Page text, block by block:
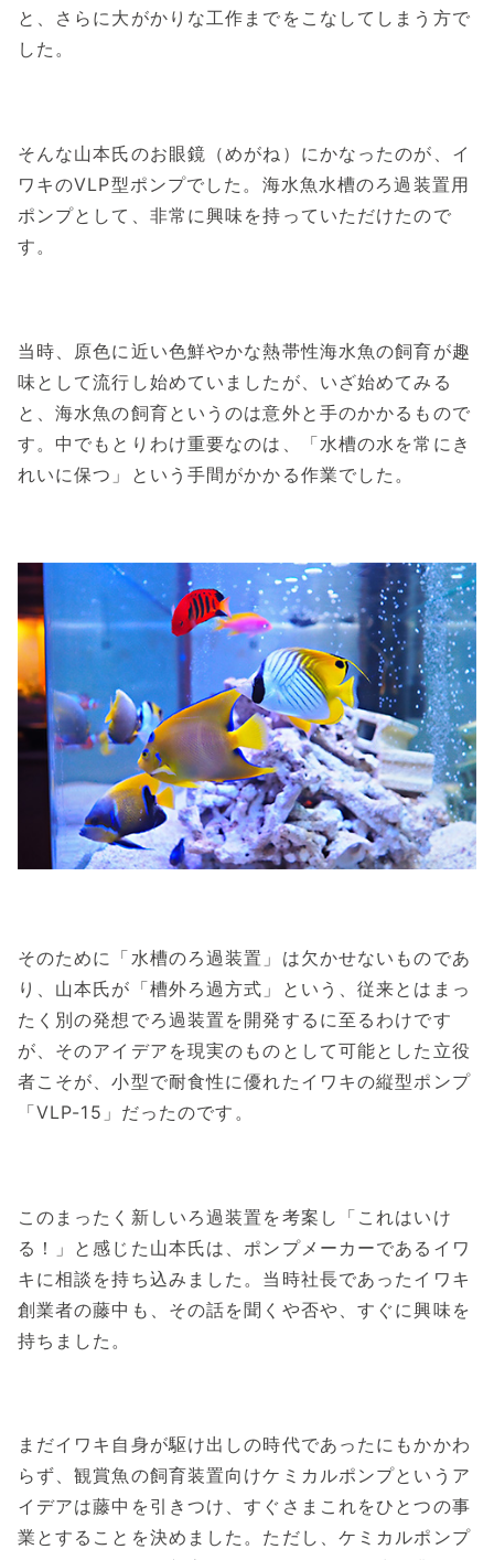
と、さらに大がかりな工作までをこなしてしまう方で
した。
そんな山本氏のお眼鏡（めがね）にかなったのが、イ
ワキのVLP型ポンプでした。海水魚水槽のろ過装置用
ポンプとして、非常に興味を持っていただけたので
す。
当時、原色に近い色鮮やかな熱帯性海水魚の飼育が趣
味として流行し始めていましたが、いざ始めてみる
と、海水魚の飼育というのは意外と手のかかるもので
す。中でもとりわけ重要なのは、「水槽の水を常にき
れいに保つ」という手間がかかる作業でした。
そのために「水槽のろ過装置」は欠かせないものであ
り、山本氏が「槽外ろ過方式」という、従来とはまっ
たく別の発想でろ過装置を開発するに至るわけです
が、そのアイデアを現実のものとして可能とした立役
者こそが、小型で耐食性に優れたイワキの縦型ポンプ
「VLP-15」だったのです。
このまったく新しいろ過装置を考案し「これはいけ
る！」と感じた山本氏は、ポンプメーカーであるイワ
キに相談を持ち込みました。当時社長であったイワキ
創業者の藤中も、その話を聞くや否や、すぐに興味を
持ちました。
まだイワキ自身が駆け出しの時代であったにもかかわ
らず、観賞魚の飼育装置向けケミカルポンプというア
イデアは藤中を引きつけ、すぐさまこれをひとつの事
業とすることを決めました。ただし、ケミカルポンプ